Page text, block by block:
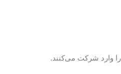
وارد شرکت می‌کنند.